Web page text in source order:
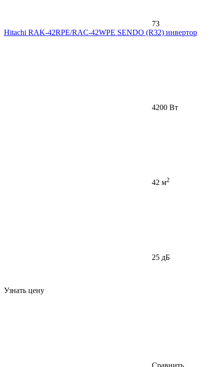
73
Hitachi RAK-42RPE/RAC-42WPE SENDO (R32) инвертор
4200 Вт
42 м2
25 дБ
Узнать цену
Сравнить